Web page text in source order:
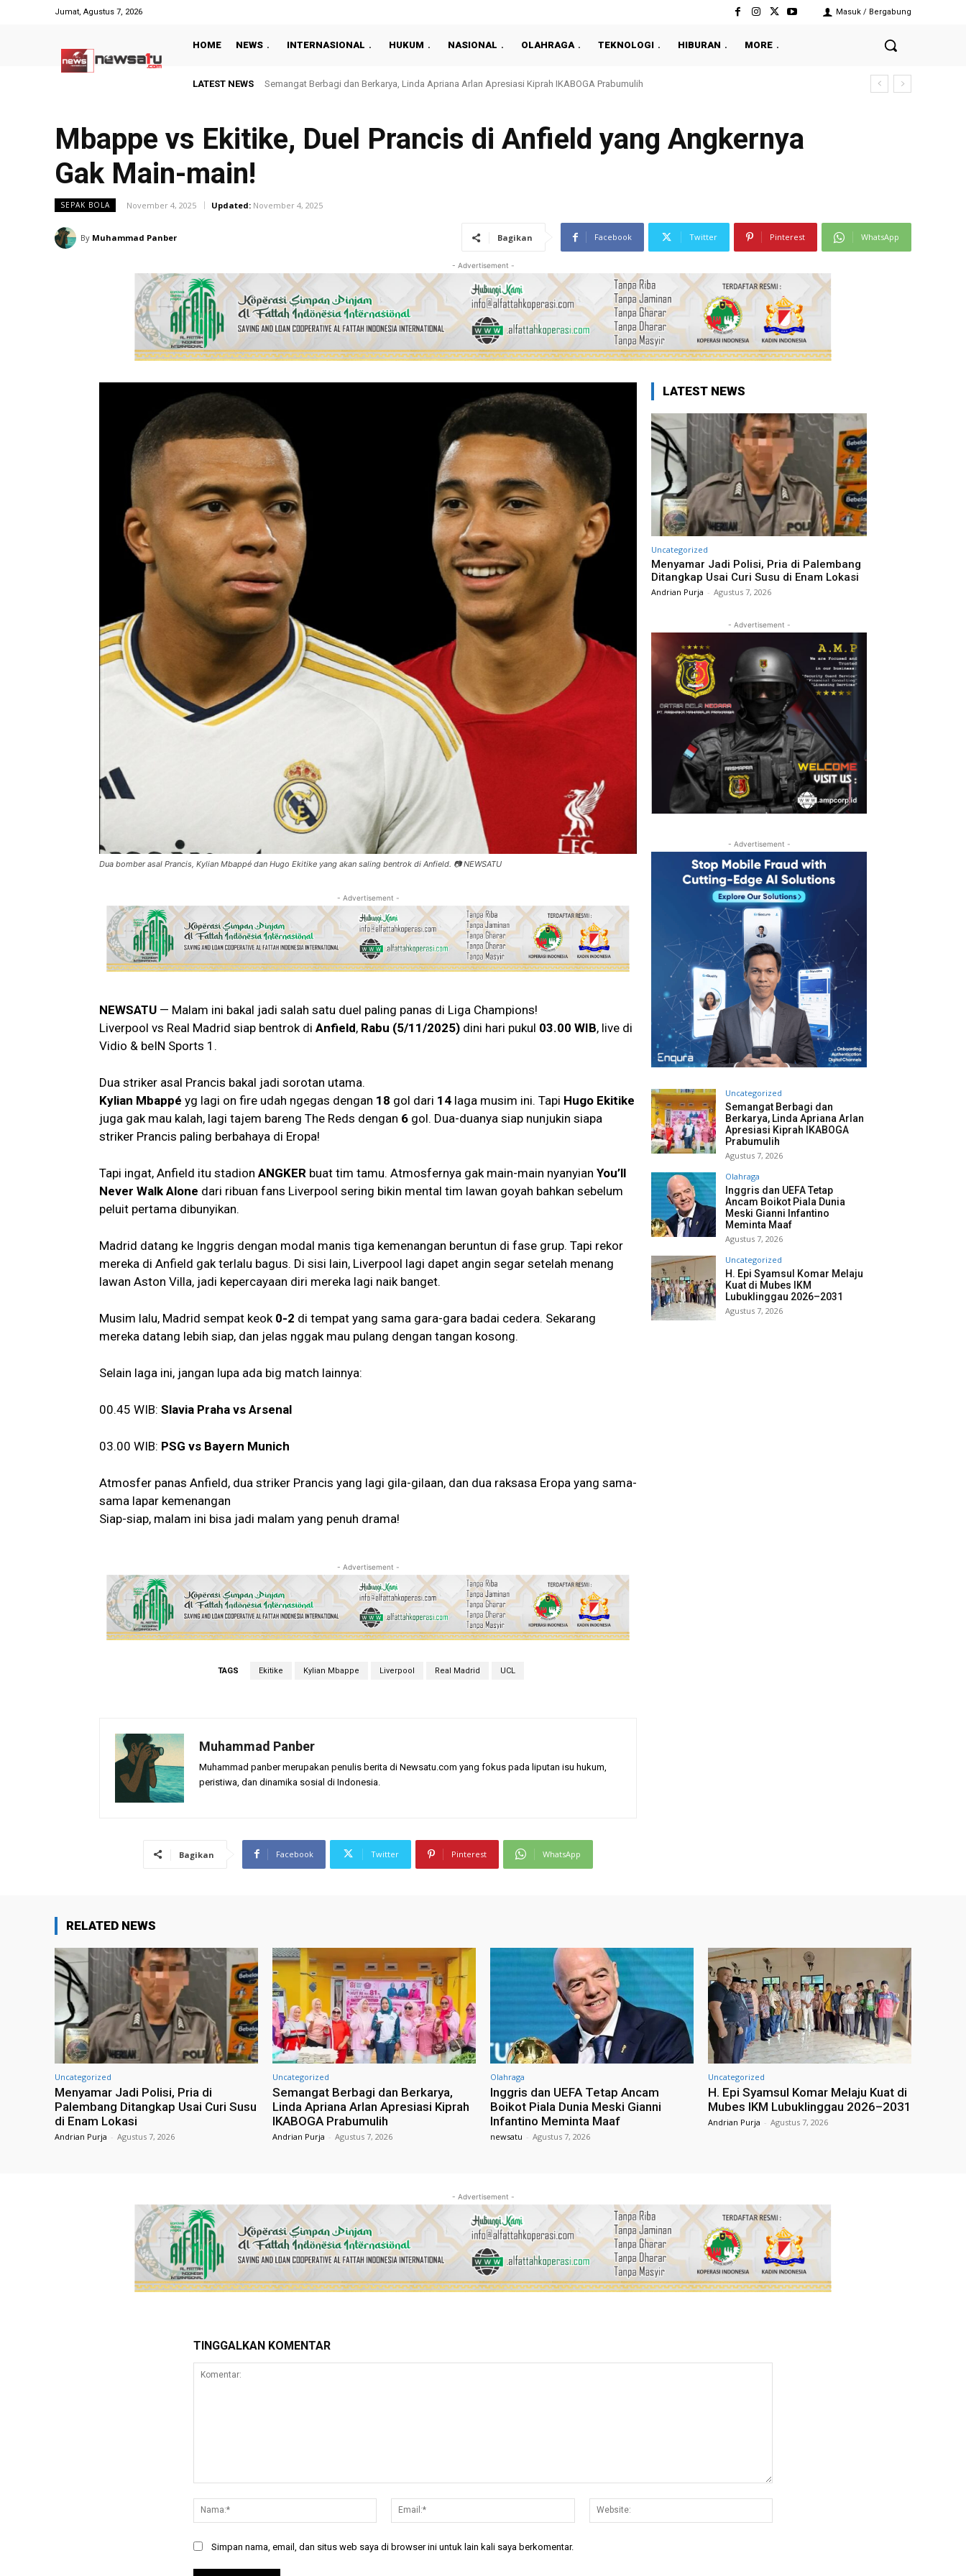
Jumat, Agustus 7, 2026 Masuk / Bergabung
HOME NEWS INTERNASIONAL HUKUM NASIONAL OLAHRAGA TEKNOLOGI HIBURAN MORE
LATEST NEWSSemangat Berbagi dan Berkarya, Linda Apriana Arlan Apresiasi Kiprah IKABOGA Prabumulih
Inggris dan UEFA Tetap Ancam Boikot Piala Dunia Meski Gianni Infantino Meminta Maaf
Mbappe vs Ekitike, Duel Prancis di Anfield yang Angkernya
Gak Main-main!
SEPAK BOLA November 4, 2025 Updated: November 4, 2025
By Muhammad Panber Bagikan Facebook Twitter Pinterest WhatsApp
- Advertisement -
Dua bomber asal Prancis, Kylian Mbappé dan Hugo Ekitike yang akan saling bentrok di Anfield. 📷 NEWSATU
- Advertisement -
NEWSATU — Malam ini bakal jadi salah satu duel paling panas di Liga Champions!
Liverpool vs Real Madrid siap bentrok di Anfield, Rabu (5/11/2025) dini hari pukul 03.00 WIB, live di
Vidio & beIN Sports 1.
Dua striker asal Prancis bakal jadi sorotan utama.
Kylian Mbappé yg lagi on fire udah ngegas dengan 18 gol dari 14 laga musim ini. Tapi Hugo Ekitike
juga gak mau kalah, lagi tajem bareng The Reds dengan 6 gol. Dua-duanya siap nunjukin siapa
striker Prancis paling berbahaya di Eropa!
Tapi ingat, Anfield itu stadion ANGKER buat tim tamu. Atmosfernya gak main-main nyanyian You’ll
Never Walk Alone dari ribuan fans Liverpool sering bikin mental tim lawan goyah bahkan sebelum
peluit pertama dibunyikan.
Madrid datang ke Inggris dengan modal manis tiga kemenangan beruntun di fase grup. Tapi rekor
mereka di Anfield gak terlalu bagus. Di sisi lain, Liverpool lagi dapet angin segar setelah menang
lawan Aston Villa, jadi kepercayaan diri mereka lagi naik banget.
Musim lalu, Madrid sempat keok 0-2 di tempat yang sama gara-gara badai cedera. Sekarang
mereka datang lebih siap, dan jelas nggak mau pulang dengan tangan kosong.
Selain laga ini, jangan lupa ada big match lainnya:
00.45 WIB: Slavia Praha vs Arsenal
03.00 WIB: PSG vs Bayern Munich
Atmosfer panas Anfield, dua striker Prancis yang lagi gila-gilaan, dan dua raksasa Eropa yang sama-
sama lapar kemenangan
Siap-siap, malam ini bisa jadi malam yang penuh drama!
- Advertisement -
TAGS Ekitike Kylian Mbappe Liverpool Real Madrid UCL
Muhammad Panber
Muhammad panber merupakan penulis berita di Newsatu.com yang fokus pada liputan isu hukum,
peristiwa, dan dinamika sosial di Indonesia.
Bagikan Facebook Twitter Pinterest WhatsApp
LATEST NEWS
Uncategorized
Menyamar Jadi Polisi, Pria di Palembang
Ditangkap Usai Curi Susu di Enam Lokasi
Andrian Purja - Agustus 7, 2026
- Advertisement -
- Advertisement -
Uncategorized
Semangat Berbagi dan
Berkarya, Linda Apriana Arlan
Apresiasi Kiprah IKABOGA
Prabumulih
Agustus 7, 2026
Olahraga
Inggris dan UEFA Tetap
Ancam Boikot Piala Dunia
Meski Gianni Infantino
Meminta Maaf
Agustus 7, 2026
Uncategorized
H. Epi Syamsul Komar Melaju
Kuat di Mubes IKM
Lubuklinggau 2026–2031
Agustus 7, 2026
RELATED NEWS
Uncategorized
Menyamar Jadi Polisi, Pria di
Palembang Ditangkap Usai Curi Susu
di Enam Lokasi
Andrian Purja - Agustus 7, 2026
Uncategorized
Semangat Berbagi dan Berkarya,
Linda Apriana Arlan Apresiasi Kiprah
IKABOGA Prabumulih
Andrian Purja - Agustus 7, 2026
Olahraga
Inggris dan UEFA Tetap Ancam
Boikot Piala Dunia Meski Gianni
Infantino Meminta Maaf
newsatu - Agustus 7, 2026
Uncategorized
H. Epi Syamsul Komar Melaju Kuat di
Mubes IKM Lubuklinggau 2026–2031
Andrian Purja - Agustus 7, 2026
- Advertisement -
TINGGALKAN KOMENTAR
Nama:*
Email:*
Simpan nama, email, dan situs web saya di browser ini untuk lain kali saya berkomentar.